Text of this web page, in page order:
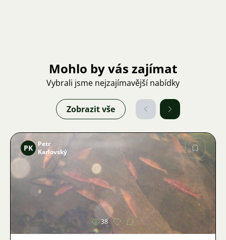
Mohlo by vás zajímat
Vybrali jsme nejzajímavější nabídky
Zobrazit vše
Obrázek
PK
Petr
Karlovský
38